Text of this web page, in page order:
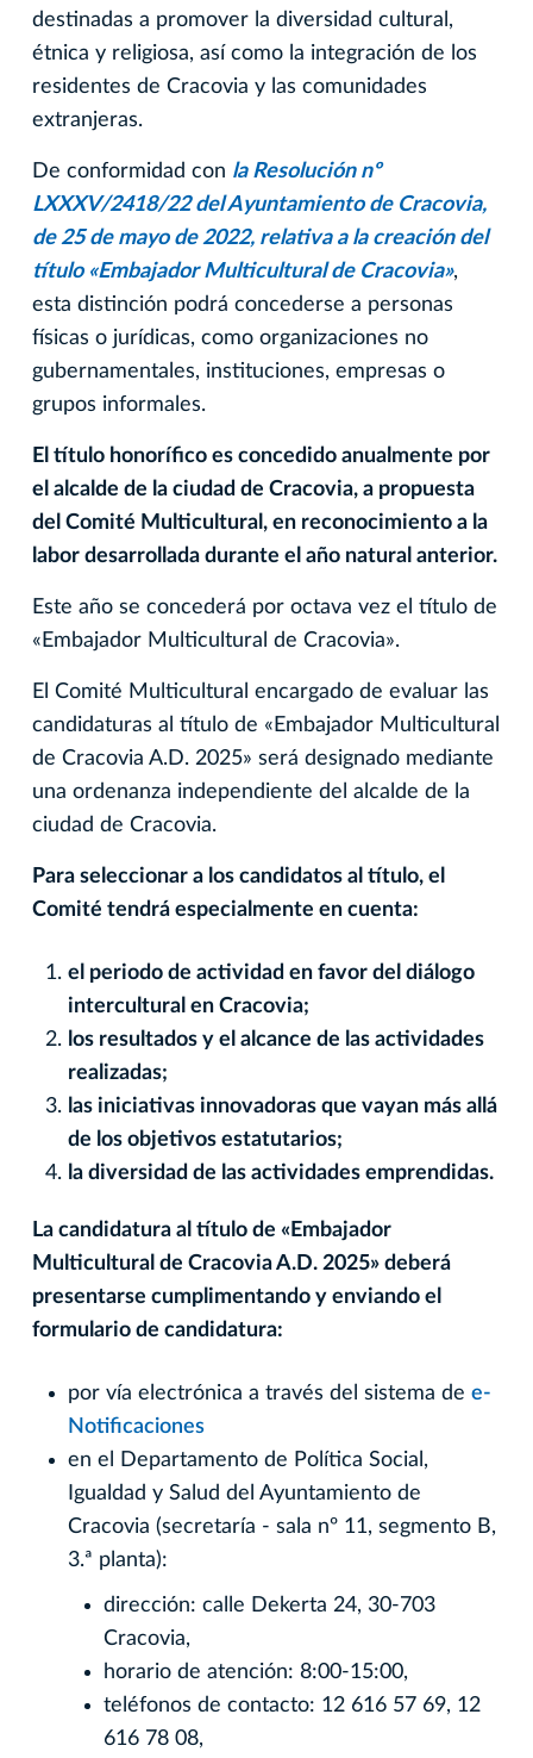
destinadas a promover la diversidad cultural,
étnica y religiosa, así como la integración de los
residentes de Cracovia y las comunidades
extranjeras.
De conformidad con la Resolución nº
LXXXV/2418/22 del Ayuntamiento de Cracovia,
de 25 de mayo de 2022, relativa a la creación del
título «Embajador Multicultural de Cracovia»,
esta distinción podrá concederse a personas
físicas o jurídicas, como organizaciones no
gubernamentales, instituciones, empresas o
grupos informales.
El título honorífico es concedido anualmente por
el alcalde de la ciudad de Cracovia, a propuesta
del Comité Multicultural, en reconocimiento a la
labor desarrollada durante el año natural anterior.
Este año se concederá por octava vez el título de
«Embajador Multicultural de Cracovia».
El Comité Multicultural encargado de evaluar las
candidaturas al título de «Embajador Multicultural
de Cracovia A.D. 2025» será designado mediante
una ordenanza independiente del alcalde de la
ciudad de Cracovia.
Para seleccionar a los candidatos al título, el
Comité tendrá especialmente en cuenta:
el periodo de actividad en favor del diálogo
intercultural en Cracovia;
los resultados y el alcance de las actividades
realizadas;
las iniciativas innovadoras que vayan más allá
de los objetivos estatutarios;
la diversidad de las actividades emprendidas.
La candidatura al título de «Embajador
Multicultural de Cracovia A.D. 2025» deberá
presentarse cumplimentando y enviando el
formulario de candidatura:
por vía electrónica a través del sistema de e-
Notificaciones
en el Departamento de Política Social,
Igualdad y Salud del Ayuntamiento de
Cracovia (secretaría - sala nº 11, segmento B,
3.ª planta):
dirección: calle Dekerta 24, 30-703
Cracovia,
horario de atención: 8:00-15:00,
teléfonos de contacto: 12 616 57 69, 12
616 78 08,